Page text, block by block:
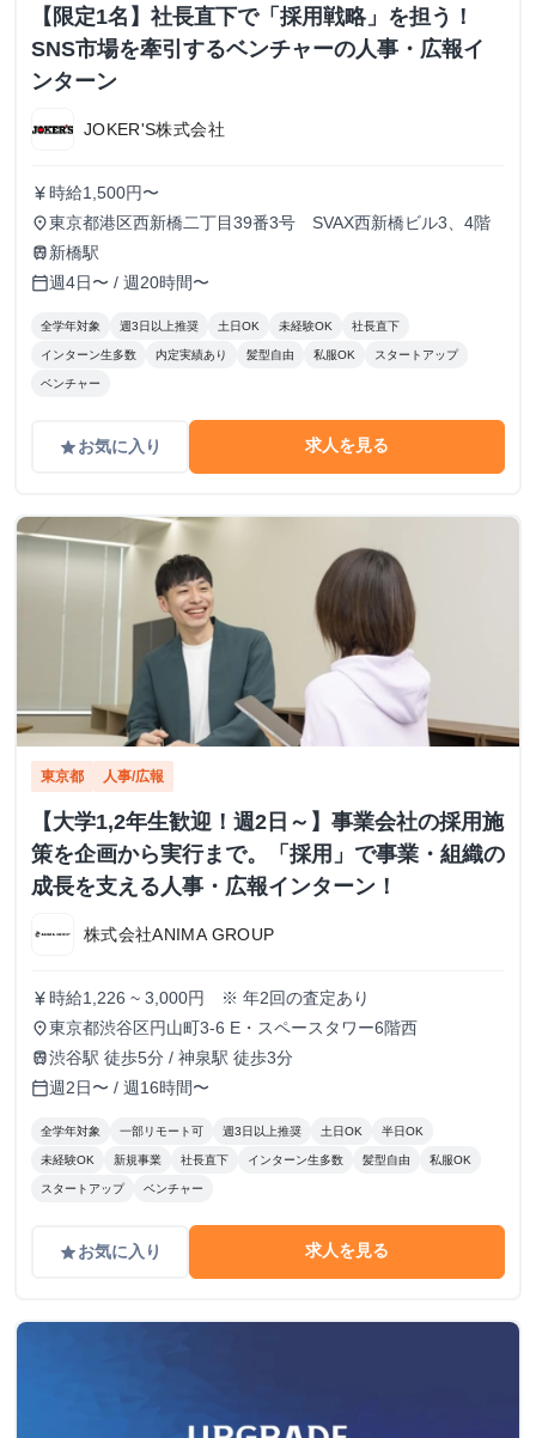
【限定1名】社長直下で「採用戦略」を担う！
SNS市場を牽引するベンチャーの人事・広報イ
ンターン
JOKER'S株式会社
currency_yen 時給1,500円〜
place東京都港区西新橋二丁目39番3号 SVAX西新橋ビル3、4階
train 新橋駅
calendar_today週4日〜 / 週20時間〜
全学年対象 週3日以上推奨 土日OK 未経験OK 社長直下
インターン生多数 内定実績あり 髪型自由 私服OK スタートアップ
ベンチャー
gradeお気に入り 求人を見る
東京都 人事/広報
【大学1,2年生歓迎！週2日～】事業会社の採用施
策を企画から実行まで。「採用」で事業・組織の
成長を支える人事・広報インターン！
株式会社ANIMA GROUP
currency_yen 時給1,226 ~ 3,000円 ※ 年2回の査定あり
place東京都渋谷区円山町3-6 E・スペースタワー6階西
train渋谷駅 徒歩5分 / 神泉駅 徒歩3分
calendar_today週2日〜 / 週16時間〜
全学年対象 一部リモート可 週3日以上推奨 土日OK 半日OK
未経験OK 新規事業 社長直下 インターン生多数 髪型自由 私服OK
スタートアップ ベンチャー
gradeお気に入り 求人を見る